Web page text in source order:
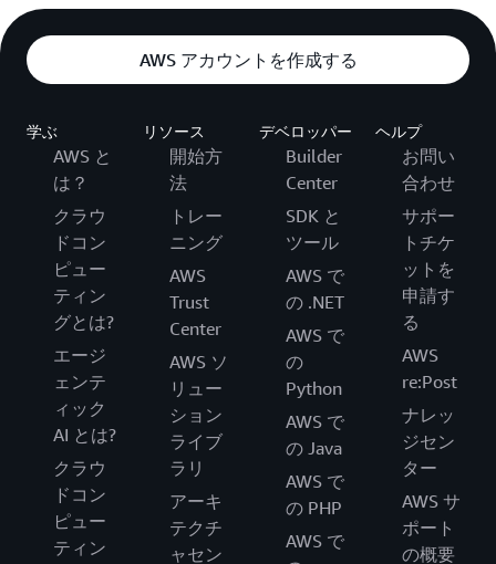
AWS アカウントを作成する
学ぶ
AWS と
は？
クラウ
ドコン
ピュー
ティン
グとは?
エージ
ェンテ
ィック
AI とは?
クラウ
ドコン
ピュー
ティン
リソース
開始方
法
トレー
ニング
AWS
Trust
Center
AWS ソ
リュー
ション
ライブ
ラリ
アーキ
テクチ
ャセン
デベロッパー
Builder
Center
SDK と
ツール
AWS で
の .NET
AWS で
の
Python
AWS で
の Java
AWS で
の PHP
AWS で
ヘルプ
お問い
合わせ
サポー
トチケ
ットを
申請す
る
AWS
re:Post
ナレッ
ジセン
ター
AWS サ
ポート
の概要